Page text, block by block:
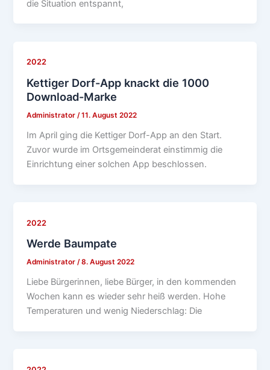
die Situation entspannt,
2022
Kettiger Dorf-App knackt die 1000
Download-Marke
Administrator/11. August 2022
Im April ging die Kettiger Dorf-App an den Start.
Zuvor wurde im Ortsgemeinderat einstimmig die
Einrichtung einer solchen App beschlossen.
2022
Werde Baumpate
Administrator/8. August 2022
Liebe Bürgerinnen, liebe Bürger, in den kommenden
Wochen kann es wieder sehr heiß werden. Hohe
Temperaturen und wenig Niederschlag: Die